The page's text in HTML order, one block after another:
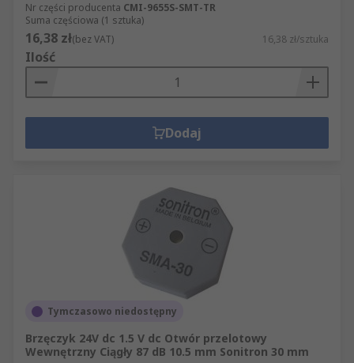
Nr części producenta CMI-9655S-SMT-TR
Suma częściowa (1 sztuka)
16,38 zł(bez VAT) 16,38 zł/sztuka
Ilość
Dodaj
Tymczasowo niedostępny
Brzęczyk 24V dc 1.5 V dc Otwór przelotowy
Wewnętrzny Ciągły 87 dB 10.5 mm Sonitron 30 mm